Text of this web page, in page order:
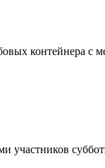
контейнера с